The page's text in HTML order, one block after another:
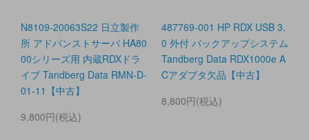
N8109-20063S22 日立製作
所 アドバンストサーバ HA80
00シリーズ用 内蔵RDXドラ
イブ Tandberg Data RMN-D-
01-11【中古】
9,800円(税込)
487769-001 HP RDX USB 3.
0 外付 バックアップシステム
Tandberg Data RDX1000e A
Cアダプタ欠品【中古】
8,800円(税込)